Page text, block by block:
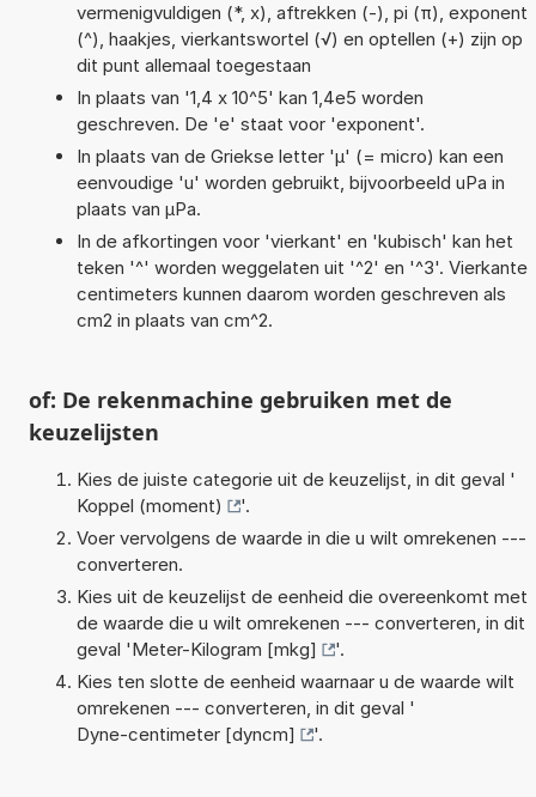
vermenigvuldigen (*, x), aftrekken (-), pi (π), exponent
(^), haakjes, vierkantswortel (√) en optellen (+) zijn op
dit punt allemaal toegestaan
In plaats van '1,4 x 10^5' kan 1,4e5 worden
geschreven. De 'e' staat voor 'exponent'.
In plaats van de Griekse letter 'µ' (= micro) kan een
eenvoudige 'u' worden gebruikt, bijvoorbeeld uPa in
plaats van µPa.
In de afkortingen voor 'vierkant' en 'kubisch' kan het
teken '^' worden weggelaten uit '^2' en '^3'. Vierkante
centimeters kunnen daarom worden geschreven als
cm2 in plaats van cm^2.
of: De rekenmachine gebruiken met de
keuzelijsten
Kies de juiste categorie uit de keuzelijst, in dit geval '
Koppel (moment)
'.
Voer vervolgens de waarde in die u wilt omrekenen ---
converteren.
Kies uit de keuzelijst de eenheid die overeenkomt met
de waarde die u wilt omrekenen --- converteren, in dit
geval 'Meter-Kilogram [mkg]
'.
Kies ten slotte de eenheid waarnaar u de waarde wilt
omrekenen --- converteren, in dit geval '
Dyne-centimeter [dyncm]
'.